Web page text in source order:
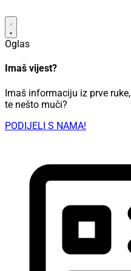
Oglas
Imaš vijest?
Imaš informaciju iz prve
te nešto muči?
PODIJELI S NAMA!